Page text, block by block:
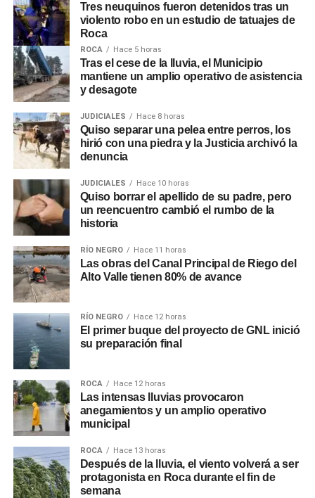
Tres neuquinos fueron detenidos tras un
violento robo en un estudio de tatuajes de
Roca
ROCA Hace 5 horas
Tras el cese de la lluvia, el Municipio
mantiene un amplio operativo de asistencia
y desagote
JUDICIALES Hace 8 horas
Quiso separar una pelea entre perros, los
hirió con una piedra y la Justicia archivó la
denuncia
JUDICIALES Hace 10 horas
Quiso borrar el apellido de su padre, pero
un reencuentro cambió el rumbo de la
historia
RÍO NEGRO Hace 11 horas
Las obras del Canal Principal de Riego del
Alto Valle tienen 80% de avance
RÍO NEGRO Hace 12 horas
El primer buque del proyecto de GNL inició
su preparación final
ROCA Hace 12 horas
Las intensas lluvias provocaron
anegamientos y un amplio operativo
municipal
ROCA Hace 13 horas
Después de la lluvia, el viento volverá a ser
protagonista en Roca durante el fin de
semana